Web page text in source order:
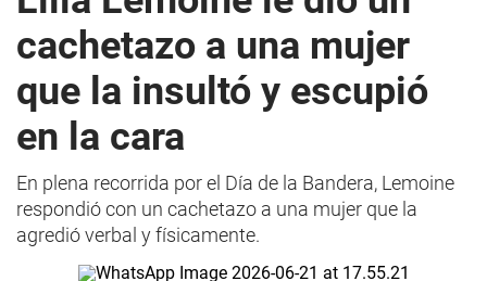
cachetazo a una mujer
que la insultó y escupió
en la cara
En plena recorrida por el Día de la Bandera, Lemoine
respondió con un cachetazo a una mujer que la
agredió verbal y físicamente.